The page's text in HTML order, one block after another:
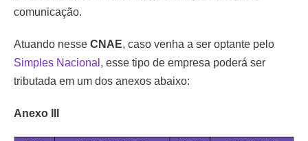
comunicação.
Atuando nesse CNAE, caso venha a ser optante pelo
Simples Nacional , esse tipo de empresa poderá ser
tributada em um dos anexos abaixo:
Anexo III